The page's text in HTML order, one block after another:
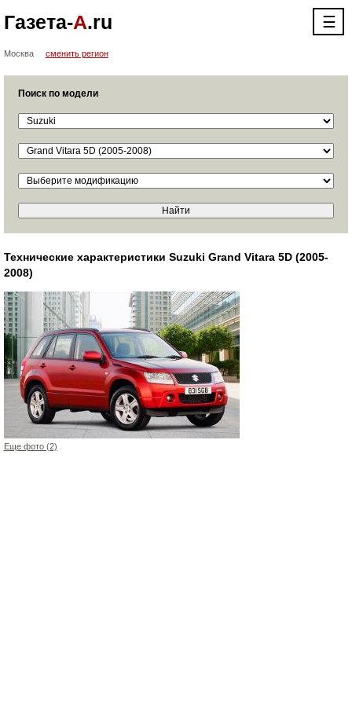
Газета-А.ru ☰
Москва сменить регион
Поиск по модели
Технические характеристики Suzuki Grand Vitara 5D (2005-
2008)
Еще фото (2)